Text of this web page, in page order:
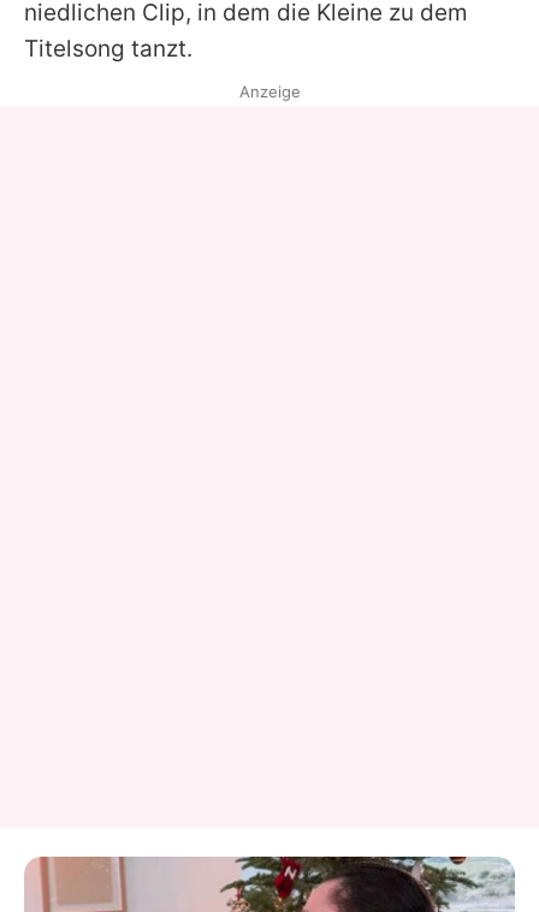
niedlichen Clip, in dem die Kleine zu dem
Titelsong tanzt.
Anzeige